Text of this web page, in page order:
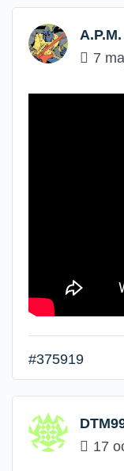
A.P.M.
7
#375919
17